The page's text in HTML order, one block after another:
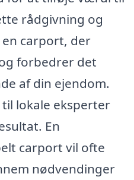
rådgivning og
carport, der
forbedrer det
af din ejendom.
lokale eksperter
En
carport vil ofte
nødvendinger